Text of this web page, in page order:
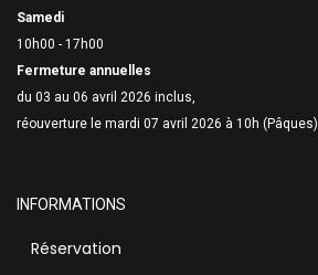
Samedi
10h00 - 17h00
Fermeture annuelles
du 03 au 06 avril 2026 inclus,
réouverture le mardi 07 avril 2026 à 10h (Pâques)
INFORMATIONS
Réservation